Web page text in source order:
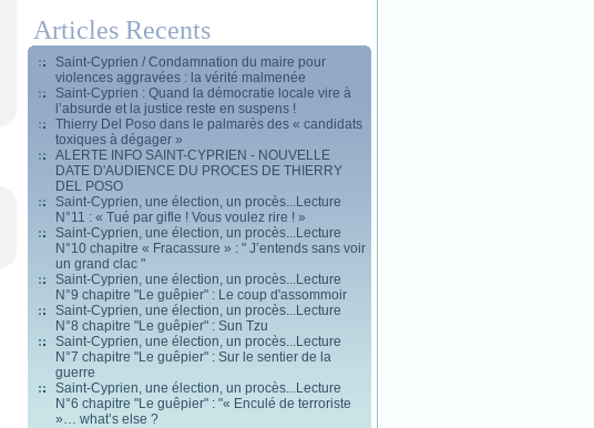
Articles Recents
Saint-Cyprien / Condamnation du maire pour
violences aggravées : la vérité malmenée
Saint-Cyprien : Quand la démocratie locale vire à
l’absurde et la justice reste en suspens !
Thierry Del Poso dans le palmarès des « candidats
toxiques à dégager »
ALERTE INFO SAINT-CYPRIEN - NOUVELLE
DATE D'AUDIENCE DU PROCES DE THIERRY
DEL POSO
Saint-Cyprien, une élection, un procès...Lecture
N°11 : « Tué par gifle ! Vous voulez rire ! »
Saint-Cyprien, une élection, un procès...Lecture
N°10 chapitre « Fracassure » : " J’entends sans voir
un grand clac "
Saint-Cyprien, une élection, un procès...Lecture
N°9 chapitre "Le guêpier" : Le coup d'assommoir
Saint-Cyprien, une élection, un procès...Lecture
N°8 chapitre "Le guêpier" : Sun Tzu
Saint-Cyprien, une élection, un procès...Lecture
N°7 chapitre "Le guêpier" : Sur le sentier de la
guerre
Saint-Cyprien, une élection, un procès...Lecture
N°6 chapitre "Le guêpier" : "« Enculé de terroriste
»… what’s else ?